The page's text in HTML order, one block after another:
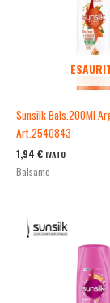
Sunsilk Bals.200Ml
Art.2540843
1,94 € IVATO
Balsamo